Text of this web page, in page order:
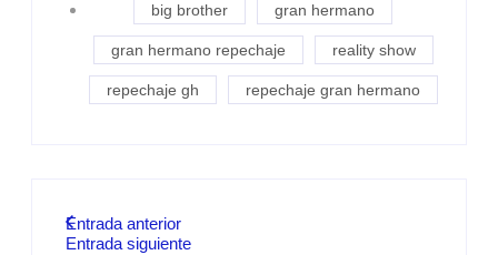
big brother gran hermano
gran hermano repechaje reality show
repechaje gh repechaje gran hermano
Entrada anterior
Entrada siguiente